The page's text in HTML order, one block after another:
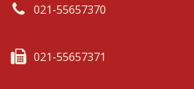
021-55657370
021-55657371